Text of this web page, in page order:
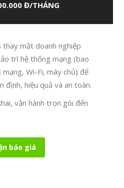
Đ/THÁNG
thay mặt doanh nghiệp
trì hệ thống mạng (bao
Wi-Fi, máy chủ) để
định, hiệu quả và an toàn.
vận hành trọn gói đến
báo giá